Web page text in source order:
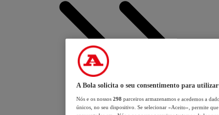
A Bola solicita o seu consentimento para utilizar
Nós e os nossos 298 parceiros armazenamos e acedemos a
únicos, no seu dispositivo. Se selecionar «Aceito», permite